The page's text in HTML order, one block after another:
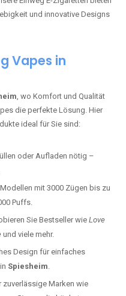
und innovative Designs
Vapes in
, wo Komfort und Qualität
die perfekte Lösung. Hier
ideal für Sie sind:
oder Aufladen nötig –
mit 3000 Zügen bis zu
Puffs.
Sie Bestseller wie Love
und viele mehr.
Design für einfaches
Spiesheim.
zuverlässige Marken wie